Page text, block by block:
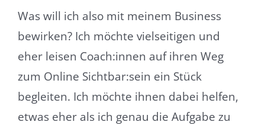
Was will ich also mit meinem Business
bewirken? Ich möchte vielseitigen und
eher leisen Coach:innen auf ihren Weg
zum Online Sichtbar:sein ein Stück
begleiten. Ich möchte ihnen dabei helfen,
etwas eher als ich genau die Aufgabe zu